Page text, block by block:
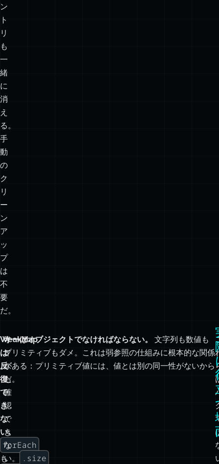
れ
ば、
WeakMap
の
エ
ン
ト
リ
も
一
緒
に
消
え
る。
手
動
の
ク
リ
ー
ン
ア
ッ
は
不
要
だ。
WeakMap
は
反
復
で
サ
イ
ズ
も
確
キーはオブジェクトでなければならない。
プリミティブもダメ。これは弱参照の仕組みに根本的な関係
がある：プリミティブ値には、値とは別の同一性がないから
だ。